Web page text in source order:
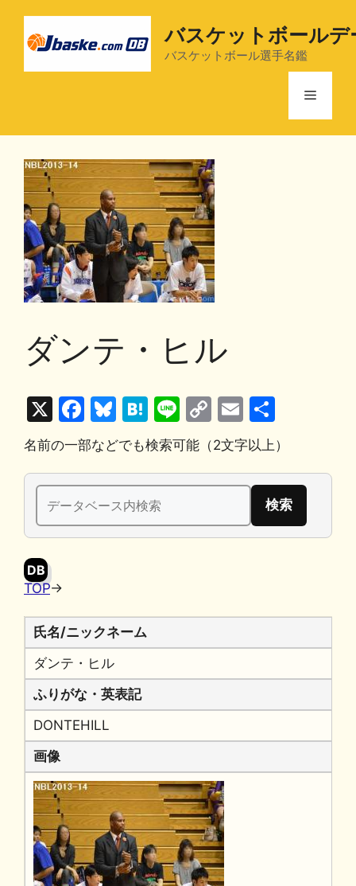
バスケットボールデ
バスケットボール選手名鑑
メ
ダンテ・ヒル
X
F
a
c
e
b
o
Bl
u
e
s
k
y
H
at
e
n
a
Li
n
e
C
o
p
y
n
E
m
ai
l
有
名前の一部などでも検索可能（2文字以上）
検
索:
DB
TOP→
氏名/ニックネーム
ダンテ・ヒル
ふりがな・英表記
DONTEHILL
画像